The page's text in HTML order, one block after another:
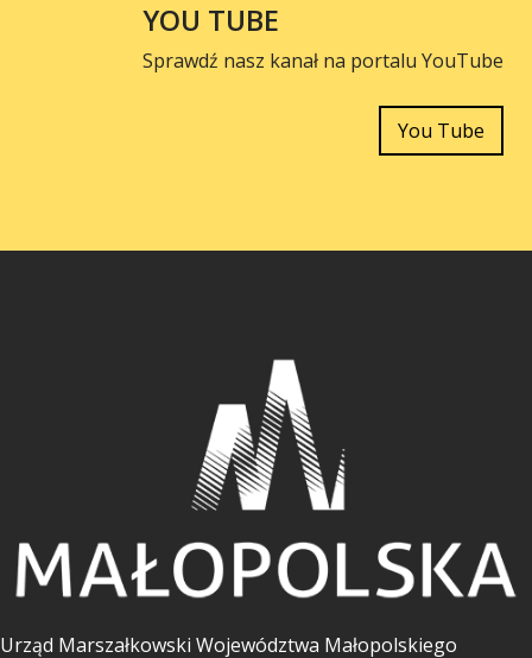
YOU TUBE
Sprawdź nasz kanał na portalu YouTube
You Tube
Urząd Marszałkowski Województwa Małopolskiego